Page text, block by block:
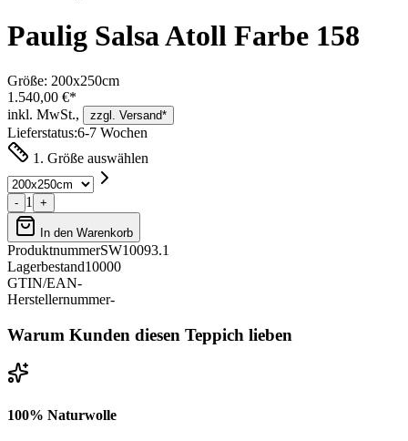
Paulig Salsa Atoll Farbe 158
Größe: 200x250cm
1.540,00 €*
inkl. MwSt.,
zzgl. Versand*
Lieferstatus:6-7 Wochen
1. Größe auswählen
- 1 +
In den Warenkorb
ProduktnummerSW10093.1
Lagerbestand10000
GTIN/EAN-
Herstellernummer-
Warum Kunden diesen Teppich lieben
100% Naturwolle